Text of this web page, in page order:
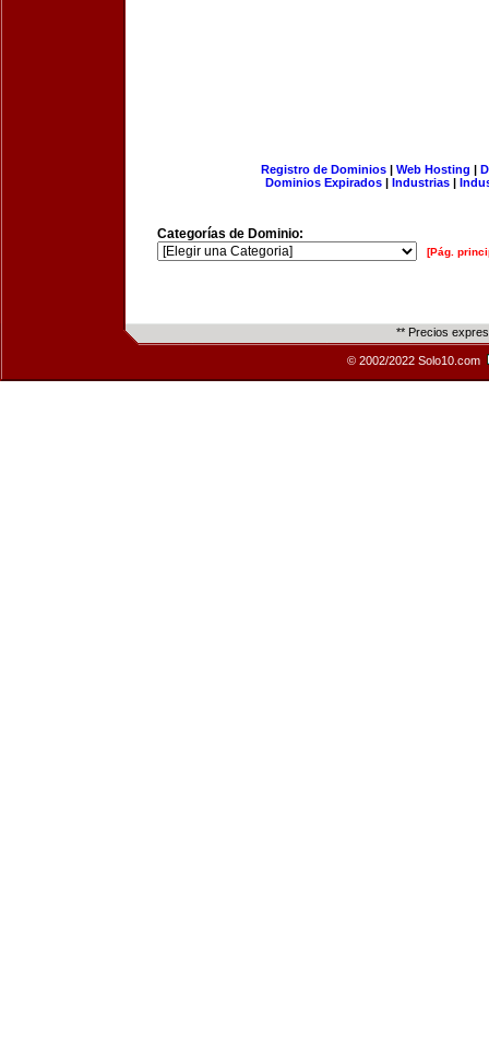
Registro de Dominios| Web Hosting |
Dominios Expirados | Industrias |
Categorías de Dominio:
[Pág.
** Precios
© 2002/2022 Solo10.com